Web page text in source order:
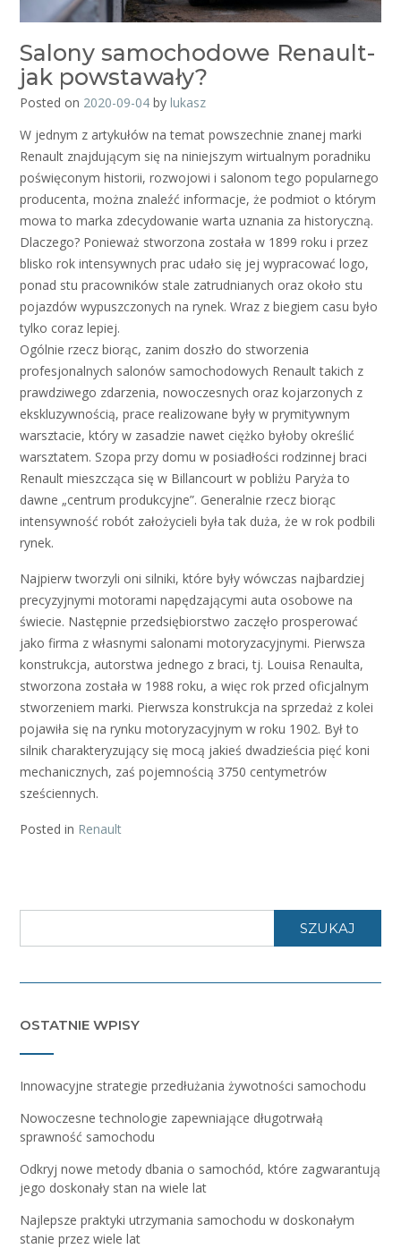
Salony samochodowe Renault-
jak powstawały?
Posted on 2020-09-04 by lukasz
W jednym z artykułów na temat powszechnie znanej marki
Renault znajdującym się na niniejszym wirtualnym poradniku
poświęconym historii, rozwojowi i salonom tego popularnego
producenta, można znaleźć informacje, że podmiot o którym
mowa to marka zdecydowanie warta uznania za historyczną.
Dlaczego? Ponieważ stworzona została w 1899 roku i przez
blisko rok intensywnych prac udało się jej wypracować logo,
ponad stu pracowników stale zatrudnianych oraz około stu
pojazdów wypuszczonych na rynek. Wraz z biegiem casu było
tylko coraz lepiej.
Ogólnie rzecz biorąc, zanim doszło do stworzenia
profesjonalnych salonów samochodowych Renault takich z
prawdziwego zdarzenia, nowoczesnych oraz kojarzonych z
ekskluzywnością, prace realizowane były w prymitywnym
warsztacie, który w zasadzie nawet ciężko byłoby określić
warsztatem. Szopa przy domu w posiadłości rodzinnej braci
Renault mieszcząca się w Billancourt w pobliżu Paryża to
dawne „centrum produkcyjne”. Generalnie rzecz biorąc
intensywność robót założycieli była tak duża, że w rok podbili
rynek.
Najpierw tworzyli oni silniki, które były wówczas najbardziej
precyzyjnymi motorami napędzającymi auta osobowe na
świecie. Następnie przedsiębiorstwo zaczęło prosperować
jako firma z własnymi salonami motoryzacyjnymi. Pierwsza
konstrukcja, autorstwa jednego z braci, tj. Louisa Renaulta,
stworzona została w 1988 roku, a więc rok przed oficjalnym
stworzeniem marki. Pierwsza konstrukcja na sprzedaż z kolei
pojawiła się na rynku motoryzacyjnym w roku 1902. Był to
silnik charakteryzujący się mocą jakieś dwadzieścia pięć koni
mechanicznych, zaś pojemnością 3750 centymetrów
sześciennych.
Posted in Renault
SZUKAJ
OSTATNIE WPISY
Innowacyjne strategie przedłużania żywotności samochodu
Nowoczesne technologie zapewniające długotrwałą
sprawność samochodu
Odkryj nowe metody dbania o samochód, które zagwarantują
jego doskonały stan na wiele lat
Najlepsze praktyki utrzymania samochodu w doskonałym
stanie przez wiele lat